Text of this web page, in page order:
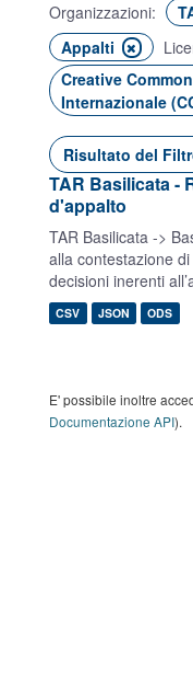
Organizzazioni:
Appalti
Creative
Internazionale
Risultato del
TAR Basilicata -
d'appalto
TAR Basilicata ->
alla contestazione
decisioni inerenti
CSV JSON ODS
E' possibile inoltre
Documentazione API).